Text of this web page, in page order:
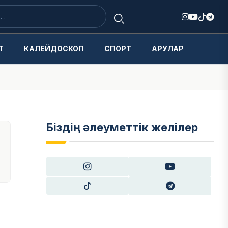
КАЛЕЙДОСКОП СПОРТ АРУЛАР
Біздің әлеуметтік желілер